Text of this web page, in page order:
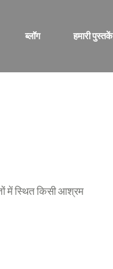
ब्लॉग हमारी पुस्तकें
में स्थित किसी आश्रम